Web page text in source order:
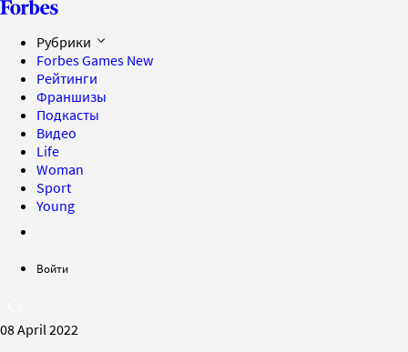
Рубрики
Forbes Games New
Рейтинги
Франшизы
Подкасты
Видео
Life
Woman
Sport
Young
Войти
08 April 2022